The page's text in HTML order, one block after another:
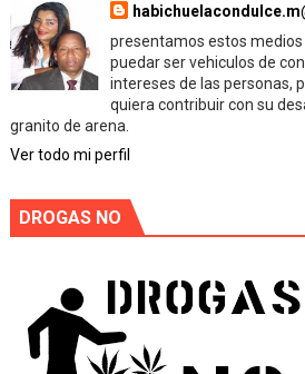
presentamos estos
puedar ser vehiculos de
intereses de las personas,
quiera contribuir con su
granito de arena.
Ver todo mi perfil
DROGAS NO